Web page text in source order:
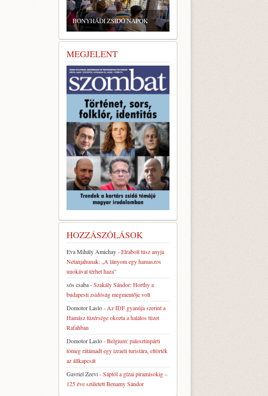
BONYHÁDI ZSIDÓ NAPOK
MEGJELENT
HOZZÁSZÓLÁSOK
Eva Mihály Amichay-Elrabolt túsz anyja
Netanjahunak: „A lányom egy hamaszos
unokával térhet haza”
sós csaba-Szakály Sándor: Horthy a
budapesti zsidóság megmentője volt
Domotor Laslo- Az IDF gyanúja szerint a
Hamász tüzérsége okozta a halálos tüzet
Rafahban
Domotor Laslo-Belgium: palesztinpárti
tömeg rátámadt egy izraeli turistára, eltörték
az állkapcsát
Gavriel Zeevi-Sáptól a gízai piramisokig –
125 éve született Benamy Sándor